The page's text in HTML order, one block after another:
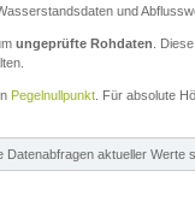
und
ungeprüfte Rohdaten .
Pegelnullpunkt . Für absolute
Datenabfragen aktueller Werte